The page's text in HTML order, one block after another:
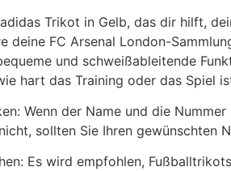
Trikot in Gelb, das dir hilft,
deine FC Arsenal London-
und schweißableitende
hart das Training oder das Spiel
Wenn der Name und die
sollten Sie Ihren gewünschten
Es wird empfohlen,